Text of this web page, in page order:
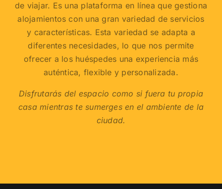
de viajar. Es una plataforma en línea que gestiona
alojamientos con una gran variedad de servicios
y características. Esta variedad se adapta a
diferentes necesidades, lo que nos permite
ofrecer a los huéspedes una experiencia más
auténtica, flexible y personalizada.
Disfrutarás del espacio como si fuera tu propia
casa mientras te sumerges en el ambiente de la
ciudad.